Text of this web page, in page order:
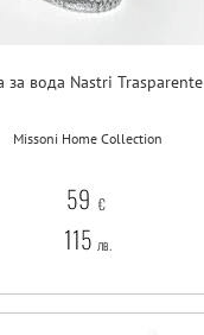
за вода Nastri Trasparente
Missoni Home Collection
59 €
115 лв.